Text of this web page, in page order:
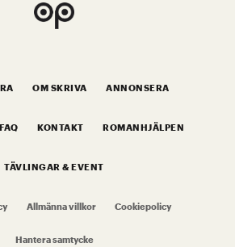
OM SKRIVA ANNONSERA
KONTAKT ROMANHJÄLPEN
TÄVLINGAR & EVENT
Allmänna villkor Cookiepolicy
Hantera samtycke